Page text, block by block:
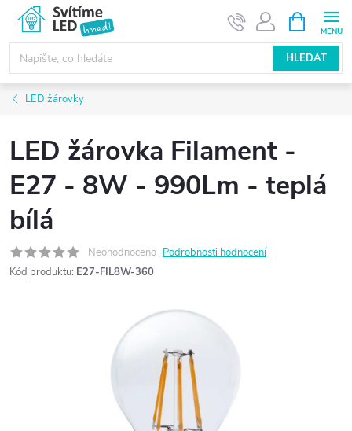
obsah
HLEDAT
NÁKUPNÍ
KOŠÍK
LED žárovky
LED žárovka Filament -
E27 - 8W - 990Lm - teplá
bílá
Neohodnoceno Podrobnosti hodnocení
Kód produktu: E27-FIL8W-360